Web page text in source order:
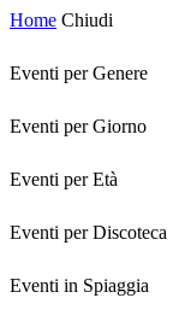
Home Chiudi
Eventi per Genere
Eventi per Giorno
Eventi per Età
Eventi per Discoteca
Eventi in Spiaggia